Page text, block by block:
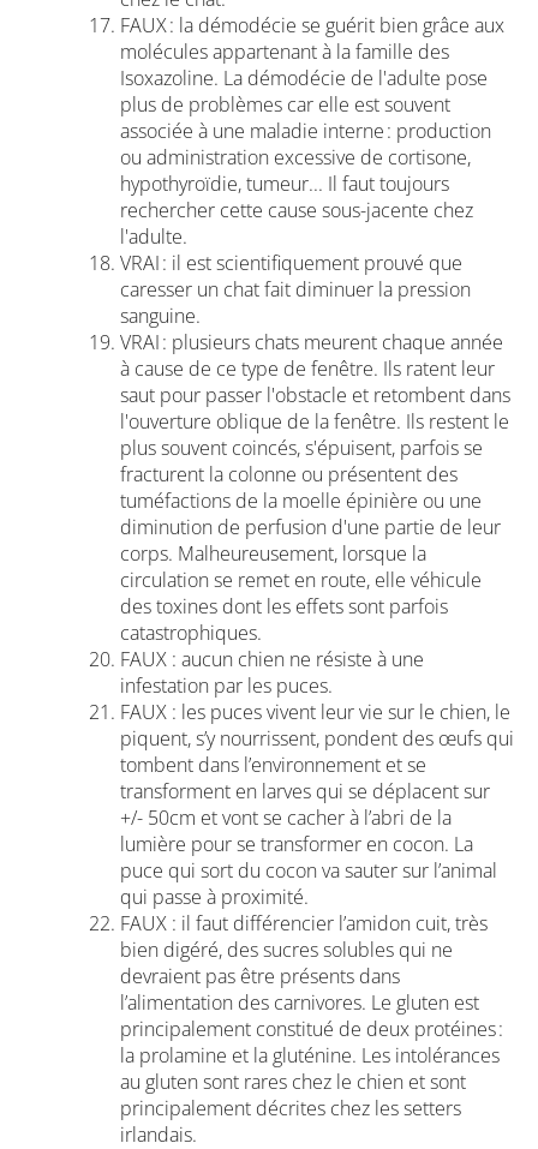
FAUX : la démodécie se guérit bien grâce aux
molécules appartenant à la famille des
Isoxazoline. La démodécie de l'adulte pose
plus de problèmes car elle est souvent
associée à une maladie interne : production
ou administration excessive de cortisone,
hypothyroïdie, tumeur... Il faut toujours
rechercher cette cause sous-jacente chez
l'adulte.
VRAI : il est scientifiquement prouvé que
caresser un chat fait diminuer la pression
sanguine.
VRAI : plusieurs chats meurent chaque année
à cause de ce type de fenêtre. Ils ratent leur
saut pour passer l'obstacle et retombent dans
l'ouverture oblique de la fenêtre. Ils restent le
plus souvent coincés, s'épuisent, parfois se
fracturent la colonne ou présentent des
tuméfactions de la moelle épinière ou une
diminution de perfusion d'une partie de leur
corps. Malheureusement, lorsque la
circulation se remet en route, elle véhicule
des toxines dont les effets sont parfois
catastrophiques.
FAUX : aucun chien ne résiste à une
infestation par les puces.
FAUX : les puces vivent leur vie sur le chien, le
piquent, s’y nourrissent, pondent des œufs qui
tombent dans l’environnement et se
transforment en larves qui se déplacent sur
+/- 50cm et vont se cacher à l’abri de la
lumière pour se transformer en cocon. La
puce qui sort du cocon va sauter sur l’animal
qui passe à proximité.
FAUX : il faut différencier l’amidon cuit, très
bien digéré, des sucres solubles qui ne
devraient pas être présents dans
l’alimentation des carnivores. Le gluten est
principalement constitué de deux protéines :
la prolamine et la gluténine. Les intolérances
au gluten sont rares chez le chien et sont
principalement décrites chez les setters
irlandais.